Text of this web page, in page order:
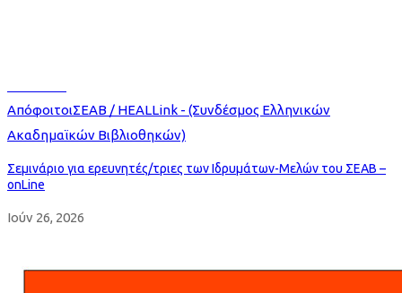
ΑπόφοιτοιΣΕΑΒ / HEALLink - (Συνδέσμος Ελληνικών
Ακαδημαϊκών Βιβλιοθηκών)
Σεμινάριο για ερευνητές/τριες των Ιδρυμάτων-Μελών του ΣΕΑΒ –
onLine
Ιούν 26, 2026